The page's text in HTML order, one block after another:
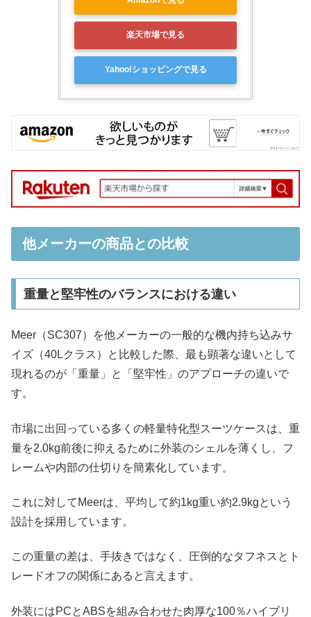
楽天市場で見る
Yahoo!ショッピングで見る
他メーカーの商品との比較
重量と堅牢性のバランスにおける違い
Meer（SC307）を他メーカーの一般的な機内持ち込みサ
イズ（40Lクラス）と比較した際、最も顕著な違いとして
現れるのが「重量」と「堅牢性」のアプローチの違いで
す。
市場に出回っている多くの軽量特化型スーツケースは、重
量を2.0kg前後に抑えるために外装のシェルを薄くし、フ
レームや内部の仕切りを簡素化しています。
これに対してMeerは、平均して約1kg重い約2.9kgという
設計を採用しています。
この重量の差は、手抜きではなく、圧倒的なタフネスとト
レードオフの関係にあると言えます。
外装にはPCとABSを組み合わせた肉厚な100％ハイブリ